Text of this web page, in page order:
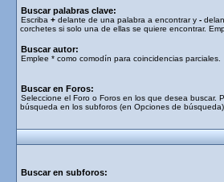
Buscar palabras clave:
Escriba + delante de una palabra a encontrar y -
corchetes si solo una de ellas se quiere encontrar.
Buscar autor:
Emplee * como comodín para coincidencias parciales.
Buscar en Foros:
Seleccione el Foro o Foros en los que desea buscar.
búsqueda en los subforos (en Opciones de búsqueda).
Buscar en subforos: